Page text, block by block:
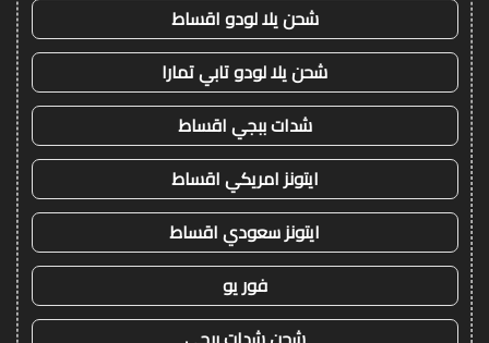
شحن يلا لودو اقساط
شحن يلا لودو تابي تمارا
شدات ببجي اقساط
ايتونز امريكي اقساط
ايتونز سعودي اقساط
فور يو